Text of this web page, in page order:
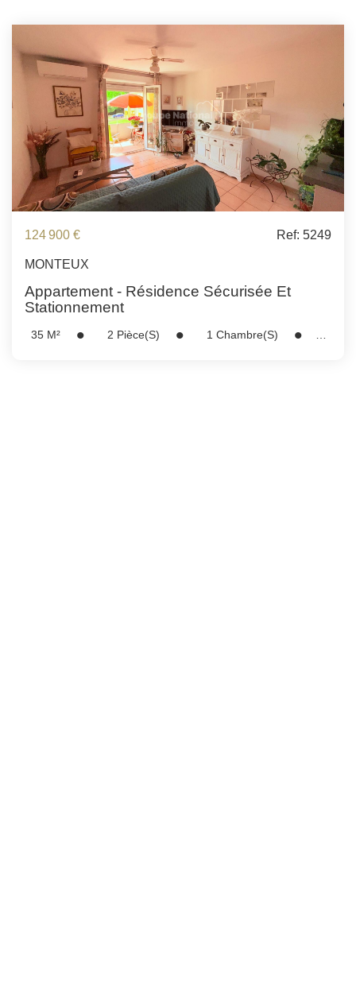
EXTRANET LOCATAIRES /
PROPRIÉTAIRES BAILLEURS
RÉSEAUX SOCIAUX
NOS ACTUALITÉS
POLITIQUE DE CONFIDENTIALITÉ
MENTIONS LÉGALES
124 900 € Ref: 5249
MONTEUX
Appartement - Résidence Sécurisée Et
Stationnement
35 M² 2 Pièce(s) 1 Chambre(s)